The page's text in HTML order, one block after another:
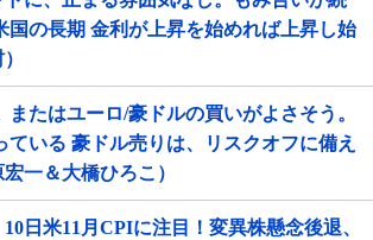
国の長期 金利が上昇を始めれば上昇し始
たはユーロ/豪ドルの買いがよさそう。
いる 豪ドル売りは、リスクオフに備え
一＆大橋ひろこ）
10日米11月CPIに注目！変異株懸念後退、